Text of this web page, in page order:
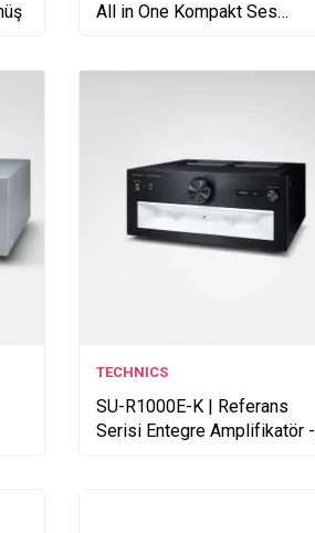
All in One Kompakt Ses
TECHNICS
SU-R1000E-K | Referans
Serisi Entegre Amplifikatör -